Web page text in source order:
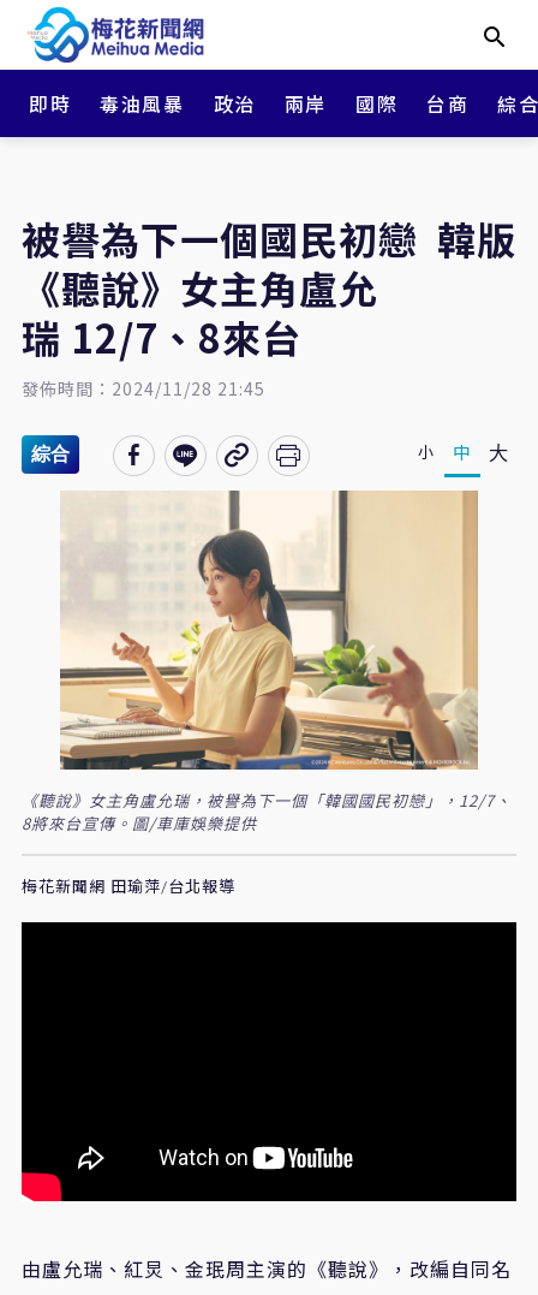
即時 毒油風暴 政治 兩岸 國際 台商 綜
被譽為下一個國民初戀 韓版
《聽說》女主角盧允
瑞 12/7、8來台
發佈時間：2024/11/28 21:45
綜合 小 中 大
《聽說》女主角盧允瑞，被譽為下一個「韓國國民初戀」，12/7、
8將來台宣傳。圖/車庫娛樂提供
梅花新聞網 田瑜萍/台北報導
由盧允瑞、紅炅、金珉周主演的《聽說》，改編自同名